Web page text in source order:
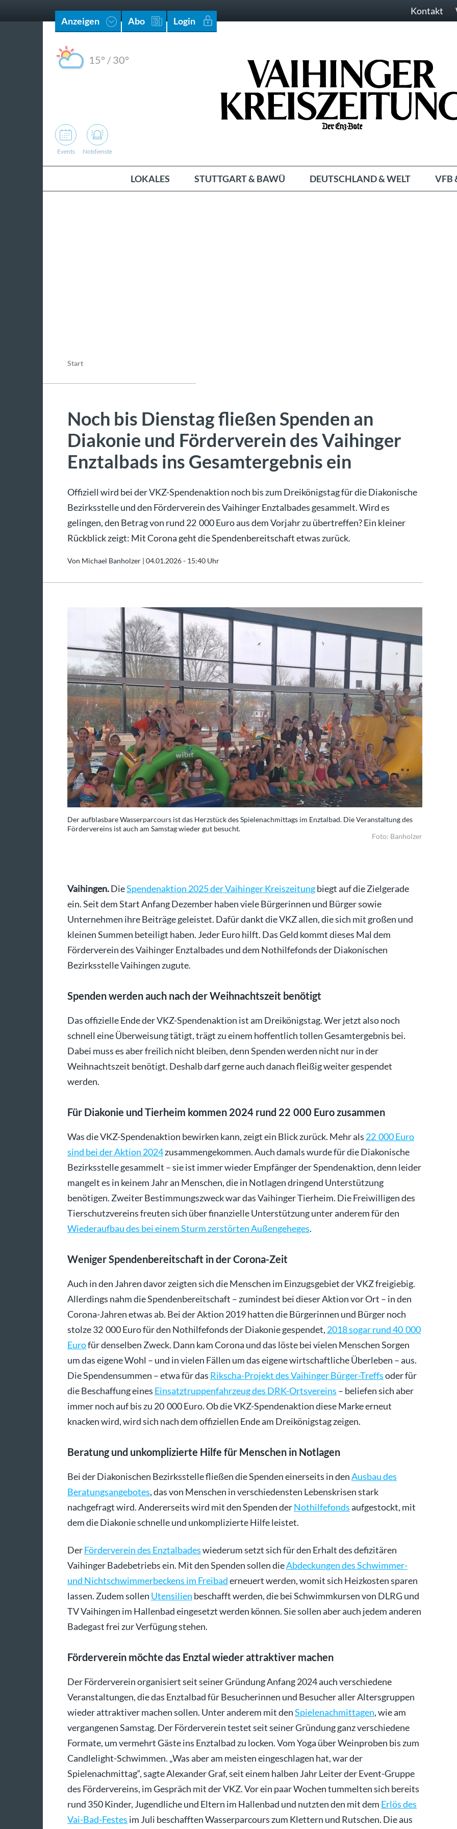
Anzeigen Abo Login
Kontakt
15° /30°
Events Notdienste
LOKALES STUTTGART & BAWÜ DEUTSCHLAND & WELT VFB
Start
Noch bis Dienstag fließen Spenden an
Diakonie und Förderverein des Vaihinger
Enztalbads ins Gesamtergebnis ein
Offiziell wird bei der VKZ-Spendenaktion noch bis zum Dreikönigstag für die Diakonische
Bezirksstelle und den Förderverein des Vaihinger Enztalbades gesammelt. Wird es
gelingen, den Betrag von rund 22 000 Euro aus dem Vorjahr zu übertreffen? Ein kleiner
Rückblick zeigt: Mit Corona geht die Spendenbereitschaft etwas zurück.
Von Michael Banholzer | 04.01.2026 - 15:40 Uhr
Der aufblasbare Wasserparcours ist das Herzstück des Spielenachmittags im Enztalbad. Die Veranstaltung des
Fördervereins ist auch am Samstag wieder gut besucht.
Foto: Banholzer
Vaihingen.DieSpendenaktion 2025 der Vaihinger Kreiszeitungbiegt auf die Zielgerade
ein. Seit dem Start Anfang Dezember haben viele Bürgerinnen und Bürger sowie
Unternehmen ihre Beiträge geleistet. Dafür dankt die VKZ allen, die sich mit großen und
kleinen Summen beteiligt haben. Jeder Euro hilft. Das Geld kommt dieses Mal dem
Förderverein des Vaihinger Enztalbades und dem Nothilfefonds der Diakonischen
Bezirksstelle Vaihingen zugute.
Spenden werden auch nach der Weihnachtszeit benötigt
Das offizielle Ende der VKZ-Spendenaktion ist am Dreikönigstag. Wer jetzt also noch
schnell eine Überweisung tätigt, trägt zu einem hoffentlich tollen Gesamtergebnis bei.
Dabei muss es aber freilich nicht bleiben, denn Spenden werden nicht nur in der
Weihnachtszeit benötigt. Deshalb darf gerne auch danach fleißig weiter gespendet
werden.
Für Diakonie und Tierheim kommen 2024 rund 22 000 Euro zusammen
Was die VKZ-Spendenaktion bewirken kann, zeigt ein Blick zurück. Mehr als 22 000 Euro
sind bei der Aktion 2024zusammengekommen. Auch damals wurde für die Diakonische
Bezirksstelle gesammelt – sie ist immer wieder Empfänger der Spendenaktion, denn leider
mangelt es in keinem Jahr an Menschen, die in Notlagen dringend Unterstützung
benötigen. Zweiter Bestimmungszweck war das Vaihinger Tierheim. Die Freiwilligen des
Tierschutzvereins freuten sich über finanzielle Unterstützung unter anderem für den
Wiederaufbau des bei einem Sturm zerstörten Außengeheges.
Weniger Spendenbereitschaft in der Corona-Zeit
Auch in den Jahren davor zeigten sich die Menschen im Einzugsgebiet der VKZ freigiebig.
Allerdings nahm die Spendenbereitschaft – zumindest bei dieser Aktion vor Ort – in den
Corona-Jahren etwas ab. Bei der Aktion 2019 hatten die Bürgerinnen und Bürger noch
stolze 32 000 Euro für den Nothilfefonds der Diakonie gespendet, 2018 sogar rund 40 000
Eurofür denselben Zweck. Dann kam Corona und das löste bei vielen Menschen Sorgen
um das eigene Wohl – und in vielen Fällen um das eigene wirtschaftliche Überleben – aus.
Die Spendensummen – etwa für das Rikscha-Projekt des Vaihinger Bürger-Treffsoder für
die Beschaffung eines Einsatztruppenfahrzeug des DRK-Ortsvereins – beliefen sich aber
immer noch auf bis zu 20 000 Euro. Ob die VKZ-Spendenaktion diese Marke erneut
knacken wird, wird sich nach dem offiziellen Ende am Dreikönigstag zeigen.
Beratung und unkomplizierte Hilfe für Menschen in Notlagen
Bei der Diakonischen Bezirksstelle fließen die Spenden einerseits in denAusbau des
Beratungsangebotes, das von Menschen in verschiedensten Lebenskrisen stark
nachgefragt wird. Andererseits wird mit den Spenden derNothilfefondsaufgestockt, mit
dem die Diakonie schnelle und unkomplizierte Hilfe leistet.
DerFörderverein des Enztalbadeswiederum setzt sich für den Erhalt des defizitären
Vaihinger Badebetriebs ein. Mit den Spenden sollen dieAbdeckungen des Schwimmer-
und Nichtschwimmerbeckens im Freibaderneuert werden, womit sich Heizkosten sparen
lassen. Zudem sollen Utensilien beschafft werden, die bei Schwimmkursen von DLRG und
TV Vaihingen im Hallenbad eingesetzt werden können. Sie sollen aber auch jedem anderen
Badegast frei zur Verfügung stehen.
Förderverein möchte das Enztal wieder attraktiver machen
Der Förderverein organisiert seit seiner Gründung Anfang 2024 auch verschiedene
Veranstaltungen, die das Enztalbad für Besucherinnen und Besucher aller Altersgruppen
wieder attraktiver machen sollen. Unter anderem mit denSpielenachmittagen, wie am
vergangenen Samstag. Der Förderverein testet seit seiner Gründung ganz verschiedene
Formate, um vermehrt Gäste ins Enztalbad zu locken. Vom Yoga über Weinproben bis zum
Candlelight-Schwimmen. „Was aber am meisten eingeschlagen hat, war der
Spielenachmittag“, sagte Alexander Graf, seit einem halben Jahr Leiter der Event-Gruppe
des Fördervereins, im Gespräch mit der VKZ. Vor ein paar Wochen tummelten sich bereits
rund 350 Kinder, Jugendliche und Eltern im Hallenbad und nutzten den mit dem Erlös des
Vai-Bad-Festes im Juli beschafften Wasserparcours zum Klettern und Rutschen. Die aus